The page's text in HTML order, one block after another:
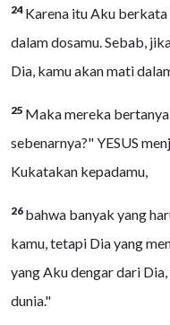
24 Karena itu Aku
dalam dosamu. Sebab,
Dia, kamu akan mati
25 Maka mereka
sebenarnya?" YESUS
Kukatakan kepadamu,
26 bahwa banyak yang
kamu, tetapi Dia yang
yang Aku dengar dari
dunia."